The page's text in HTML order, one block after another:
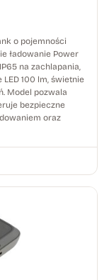
o pojemności
ładowanie Power
na zachlapania,
100 lm, świetnie
Model pozwala
bezpieczne
oraz